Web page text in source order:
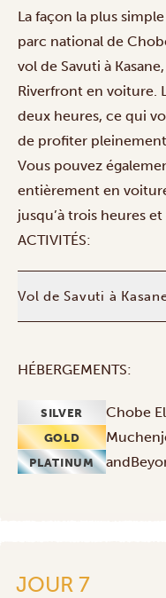
La façon la plus
parc national de
vol de Savuti à
Riverfront en voiture.
deux heures, ce qui
de profiter pleinement
Vous pouvez
entièrement en
jusqu’à trois heures
ACTIVITÉS:
Vol de Savuti à
HÉBERGEMENTS:
SILVER Chobe
GOLD
PLATINUM
JOUR 7